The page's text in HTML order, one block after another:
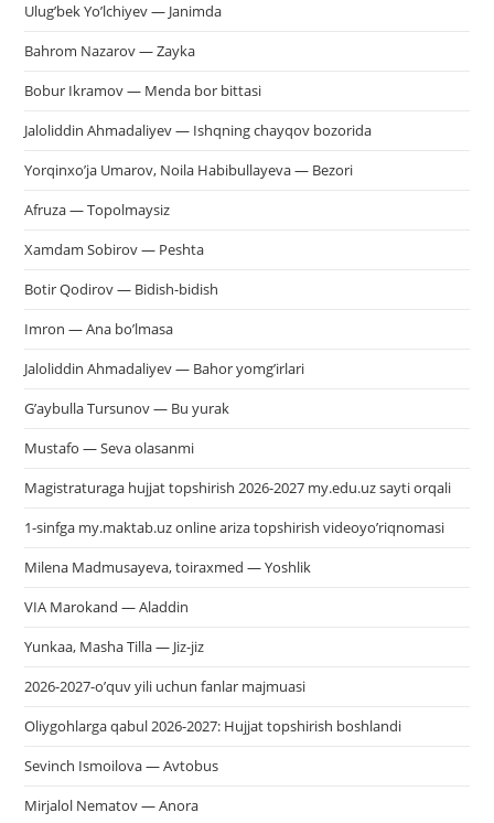
Ulug’bek Yo’lchiyev — Janimda
Bahrom Nazarov — Zayka
Bobur Ikramov — Menda bor bittasi
Jaloliddin Ahmadaliyev — Ishqning chayqov bozorida
Yorqinxo’ja Umarov, Noila Habibullayeva — Bezori
Afruza — Topolmaysiz
Xamdam Sobirov — Peshta
Botir Qodirov — Bidish-bidish
Imron — Ana bo’lmasa
Jaloliddin Ahmadaliyev — Bahor yomg’irlari
G’aybulla Tursunov — Bu yurak
Mustafo — Seva olasanmi
Magistraturaga hujjat topshirish 2026-2027 my.edu.uz sayti orqali
1-sinfga my.maktab.uz online ariza topshirish videoyo’riqnomasi
Milena Madmusayeva, toiraxmed — Yoshlik
VIA Marokand — Aladdin
Yunkaa, Masha Tilla — Jiz-jiz
2026-2027-o’quv yili uchun fanlar majmuasi
Oliygohlarga qabul 2026-2027: Hujjat topshirish boshlandi
Sevinch Ismoilova — Avtobus
Mirjalol Nematov — Anora